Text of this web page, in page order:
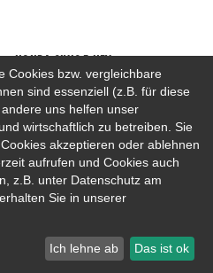
HONDA CIVIC E:HEV
HONDA HR-V E:HEV
HONDA CR-V E:HEV & E:PHEV
Cookies bzw. vergleichbare
sind essenziell (z.B. für diese
uns helfen unser
wirtschaftlich zu betreiben. Sie
akzeptieren oder ablehnen
aufrufen und Cookies auch
z.B. unter Datenschutz am
Sie in unserer
Ich lehne ab Das ist ok